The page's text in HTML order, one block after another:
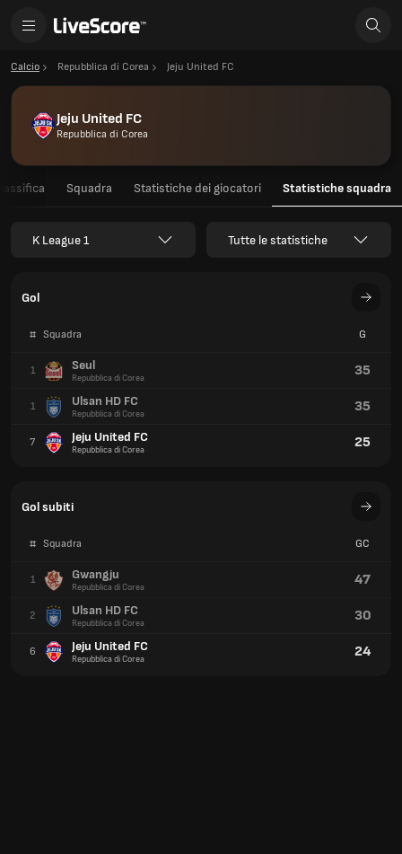
Calcio Repubblica di Corea Jeju United FC
Jeju United FC
Repubblica di Corea
Squadra Statistiche dei giocatori Statistiche squadra
K League 1 Tutte le statistiche
Gol
# Squadra G
1 Seul
Repubblica di Corea 35
1 Ulsan HD FC
Repubblica di Corea 35
7 Jeju United FC
Repubblica di Corea 25
Gol subiti
# Squadra GC
1 Gwangju
Repubblica di Corea 47
2 Ulsan HD FC
Repubblica di Corea 30
6 Jeju United FC
Repubblica di Corea 24